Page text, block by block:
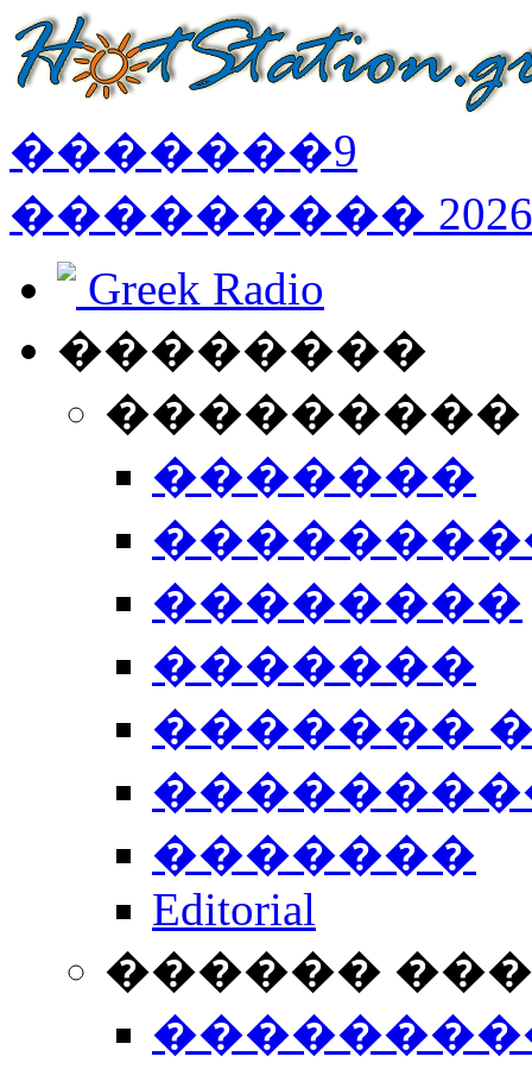
�������9
��������� 2026
Greek Radio
��������
�������
��������
�������
�������
�������
Editorial
������